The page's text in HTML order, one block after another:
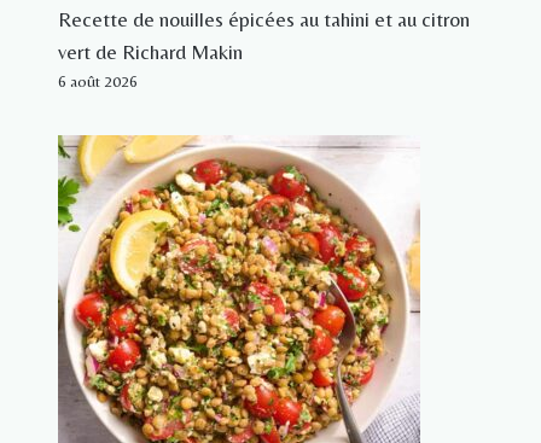
Recette de nouilles épicées au tahini et au citron
vert de Richard Makin
6 août 2026